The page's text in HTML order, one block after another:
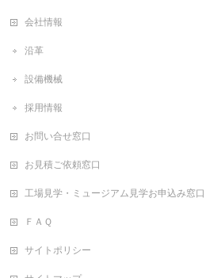
会社情報
沿革
設備機械
採用情報
お問い合せ窓口
お見積ご依頼窓口
工場見学・ミュージアム見学お申込み窓口
ＦＡＱ
サイトポリシー